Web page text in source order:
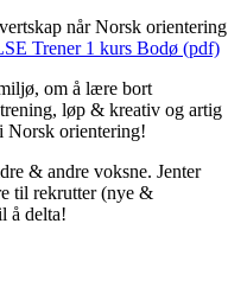
når Norsk orientering
Trener 1 kurs Bodø (pdf)
om å lære bort
løp & kreativ og artig
Norsk orientering!
& andre voksne. Jenter
til rekrutter (nye &
å delta!